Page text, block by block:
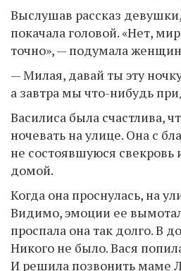
Выслушав рассказ
покачала головой. «Нет,
точно», — подумала
— Милая, давай ты эту
а завтра мы что-нибудь
Василиса была счастлива,
ночевать на улице. Она с
не состоявшуюся свекровь
домой.
Когда она проснулась, на
Видимо, эмоции ее
проспала она так долго. В
Никого не было. Вася
И решила позвонить маме